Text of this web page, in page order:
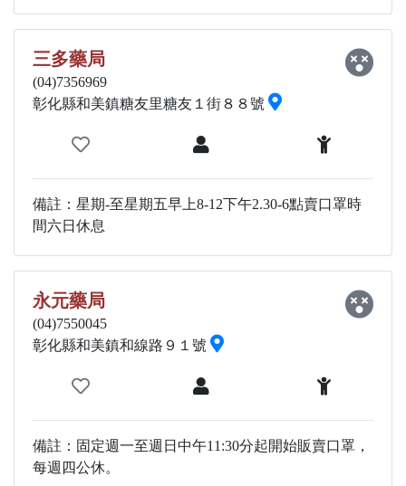
三多藥局
(04)7356969
彰化縣和美鎮糖友里糖友１街８８號
備註：星期-至星期五早上8-12下午2.30-6點賣口罩時
間六日休息
永元藥局
(04)7550045
彰化縣和美鎮和線路９１號
備註：固定週一至週日中午11:30分起開始販賣口罩，
每週四公休。